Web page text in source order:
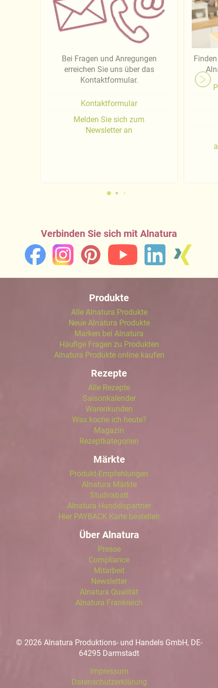
Bei Fragen und Anregungen
erreichen Sie uns über das
Kontaktformular.
Kontaktformular
Melden Sie sich zum
Newsletter an
Verbinden Sie sich mit Alnatura
Produkte
Alle Alnatura Produkte
Neue Alnatura Produkte
Marken bei Alnatura
Häufige Fragen zu Produkten
Alnatura Produkte online kaufen
Rezepte
Alle Rezepte
Saisonkalender
Warenkunden
Was koche ich heute?
Magazin
Rezeptkategorien
Märkte
Produkt-Empfehlungen
Alnatura Märkte
Studirabatt
Alnatura Handelspartner
Hier PAYBACK Karte bestellen
Über Alnatura
Presse
Compliance
Mitarbeit
Newsletter
Alnatura Qualität
Alnatura Frankreich
© 2026 Alnatura Produktions- und Handels GmbH, DE-
64295 Darmstadt
Impressum
Datenschutzerklärung